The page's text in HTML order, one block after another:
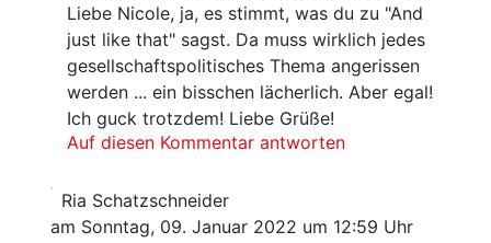
Liebe Nicole, ja, es stimmt, was du zu "And
just like that" sagst. Da muss wirklich jedes
gesellschaftspolitisches Thema angerissen
werden ... ein bisschen lächerlich. Aber egal!
Ich guck trotzdem! Liebe Grüße!
Auf diesen Kommentar antworten
Ria Schatzschneider
am Sonntag, 09. Januar 2022 um 12:59 Uhr